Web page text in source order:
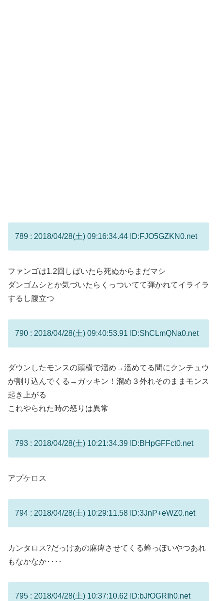
789 : 2018/04/28(土) 09:16:34.44 ID:FJO5GZKN0.net
ファンゴは1.2回しばいたら死ぬからまだマシ
ダンゴムシとか気づいたらくっついてて弾かれてイライラ
するし腹立つ
790 : 2018/04/28(土) 09:40:53.91 ID:ShCLmQNa0.net
ダウンしたモンスの頭横で溜め→溜めてる間にクンチュウ
が割り込んでくる→ガッキン！溜め３外れそのままモンス
起き上がる
これやられた時の怒りは異常
793 : 2018/04/28(土) 10:21:34.39 ID:BHpGFFct0.net
アプケロス
794 : 2018/04/28(土) 10:29:11.58 ID:3JnP+eWZ0.net
カンタロス?だっけあの麻痺させてくる蜂っぽいやつあれ
もなかなか････
795 : 2018/04/28(土) 10:37:10.62 ID:bJfOGRIh0.net